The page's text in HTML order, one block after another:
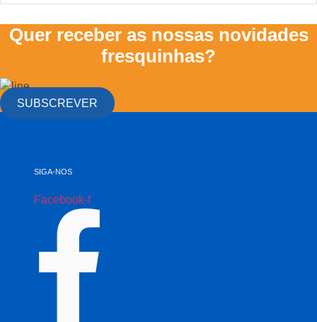
Quer receber as nossas novidades
fresquinhas?
SUBSCREVER
SIGA-NOS
Facebook-f